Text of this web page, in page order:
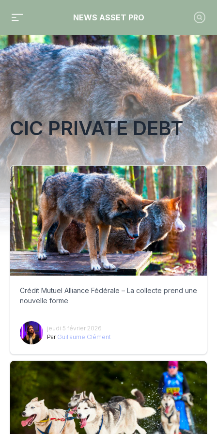
NEWS ASSET PRO
Toute l'actualité sur le tag "CIC Private Debt"
CIC PRIVATE DEBT
Crédit Mutuel Alliance Fédérale – La collecte prend une
nouvelle forme
jeudi 5 février 2026
Par Guillaume Clément